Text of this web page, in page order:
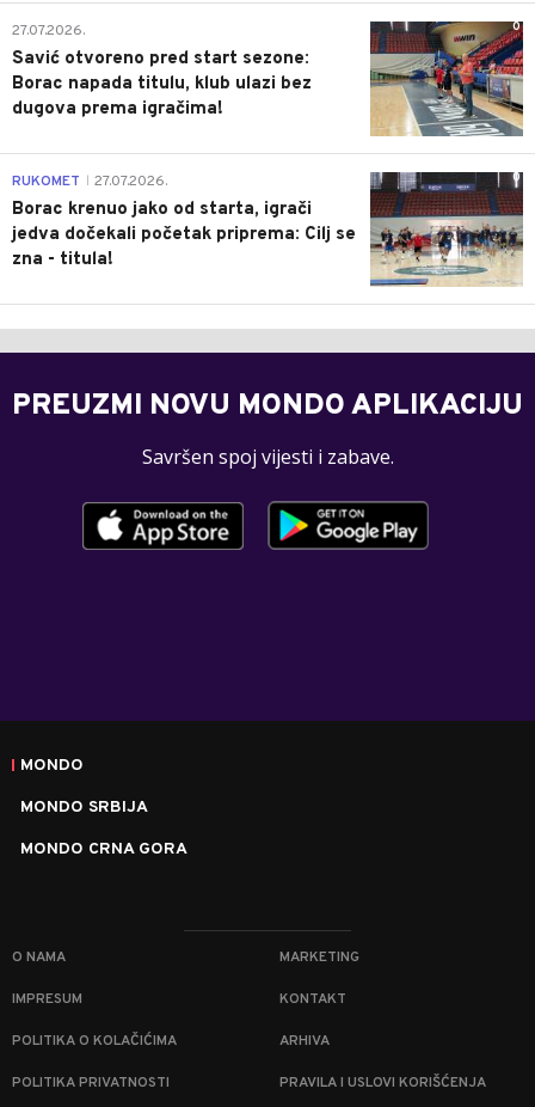
0
27.07.2026.
Savić otvoreno pred start sezone:
Borac napada titulu, klub ulazi bez
dugova prema igračima!
0
RUKOMET 27.07.2026.
Borac krenuo jako od starta, igrači
jedva dočekali početak priprema: Cilj se
zna - titula!
PREUZMI NOVU MONDO APLIKACIJU
Savršen spoj vijesti i zabave.
MONDO
MONDO SRBIJA
MONDO CRNA GORA
O NAMA MARKETING
IMPRESUM KONTAKT
POLITIKA O KOLAČIĆIMA ARHIVA
POLITIKA PRIVATNOSTI PRAVILA I USLOVI KORIŠĆENJA